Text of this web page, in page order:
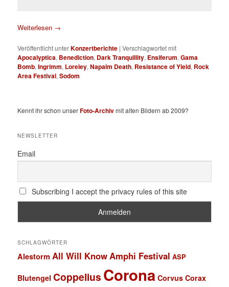
Weiterlesen →
Veröffentlicht unterKonzertberichte |Verschlagwortet mit
Apocalyptica, Benediction, Dark Tranquillity, Ensiferum,Gama
Bomb,Ingrimm, Loreley,Napalm Death, Resistance of Yield, Rock
Area Festival,Sodom
Kennt ihr schon unserFoto-Archivmit alten Bildern ab 2009?
NEWSLETTER
Email
Subscribing I accept the privacy rules of this site
SCHLAGWÖRTER
Alestorm All Will KnowAmphi Festival ASP
Blutengel Coppelius Corona Corvus Corax